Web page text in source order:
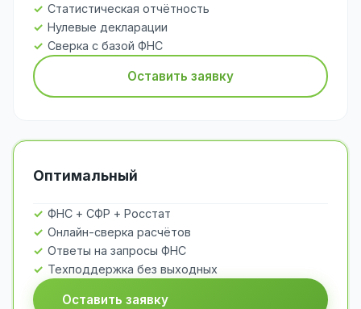
Статистическая отчётность
Нулевые декларации
Сверка с базой ФНС
Оставить заявку
Оптимальный
ФНС + СФР + Росстат
Онлайн-сверка расчётов
Ответы на запросы ФНС
Техподдержка без выходных
Оставить заявку